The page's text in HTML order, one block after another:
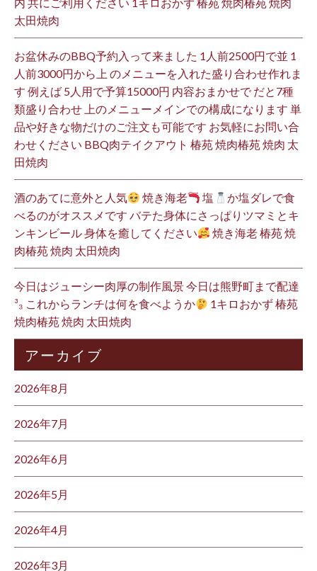
太田焼肉
お盆休みのBBQ予約入って来ました 1人前2500円で並 1
人前3000円から上 のメニューを入れた盛り合わせ作れま
す 例えば 5人用で予算15000円 内容おまかせで だと7種
類盛り合わせ 上のメニューメインでの構成になります 単
品や好きな物だけのご注文も可能です お気軽にお問い合
わせください BBQ肉テイクアウト 椿苑 焼肉椿苑 焼肉 太
田焼肉
酒のあてに意外と人気 焼き海老 塩
か塩ダレで食
べるのがオススメです バテた身体にさっぱりツマミとキ
ンキンビール 身体を癒してください
焼き海老 椿苑 焼
肉椿苑 焼肉 太田焼肉
今日はジューシー肉厚の制作風景 今日は熊野町まで配達
³₃ これからランチは何を食べようか
1キロおかず 椿苑
焼肉椿苑 焼肉 太田焼肉
アーカイブ
2026年8月
2026年7月
2026年6月
2026年5月
2026年4月
2026年3月